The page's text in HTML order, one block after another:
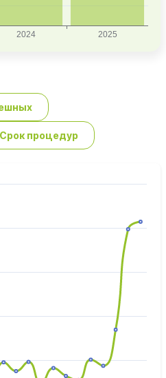
Срок процедур